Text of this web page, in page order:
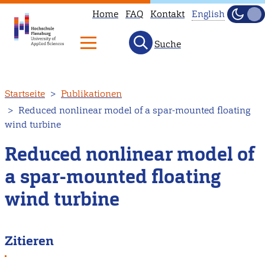
zum
Inhalt
Home FAQ Kontakt
available
English.
Head
to
English
Hell
Suche
Startseite
Publikationen
Reduced nonlinear model of a spar-mounted floating
wind turbine
Reduced nonlinear model of
a spar-mounted floating
wind turbine
Zitieren